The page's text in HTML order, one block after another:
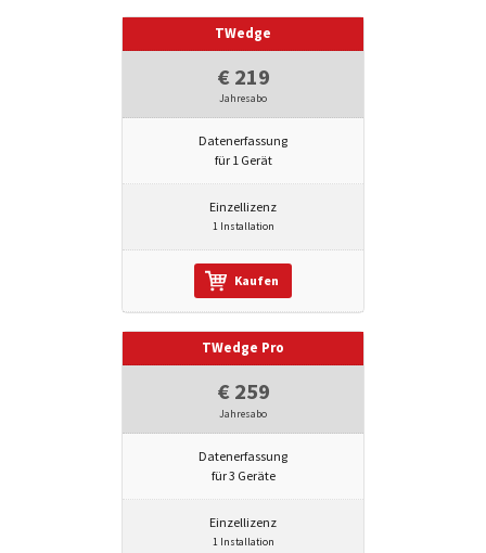
TWedge
€ 219
Jahresabo
Datenerfassung
für 1 Gerät
Einzellizenz
1 Installation
Kaufen
TWedge Pro
€ 259
Jahresabo
Datenerfassung
für 3 Geräte
Einzellizenz
1 Installation